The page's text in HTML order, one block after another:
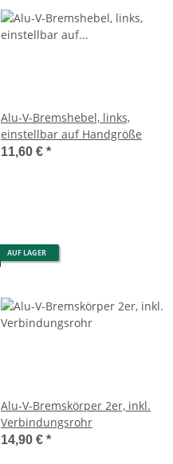
Alu-V-Bremshebel, links,
einstellbar auf Handgröße
11,60 € *
AUF LAGER
Alu-V-Bremskörper 2er, inkl.
Verbindungsrohr
14,90 € *